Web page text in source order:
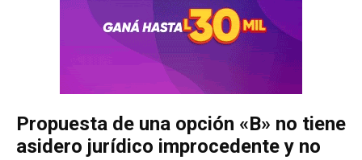
Partidos Políticos
Partido Liberal
Unificación Democrática
Anticorrupción
Partidos Políticos
Partido Liberal
Unificación Democrática
Anticorrupción
Propuesta de una opción «B» no tiene
asidero jurídico improcedente y no